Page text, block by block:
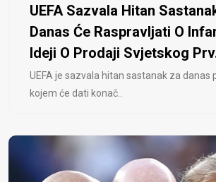
UEFA Sazvala Hitan
Danas Će Raspravljati O
Ideji O Prodaji Svjetskog
UEFA je sazvala hitan sastanak za danas
kojem će dati konač..